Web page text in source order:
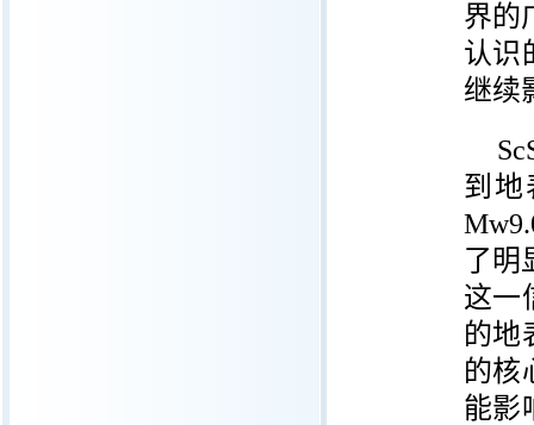
界的
认识
继续
到地
了明
这一
的地
的核
能影